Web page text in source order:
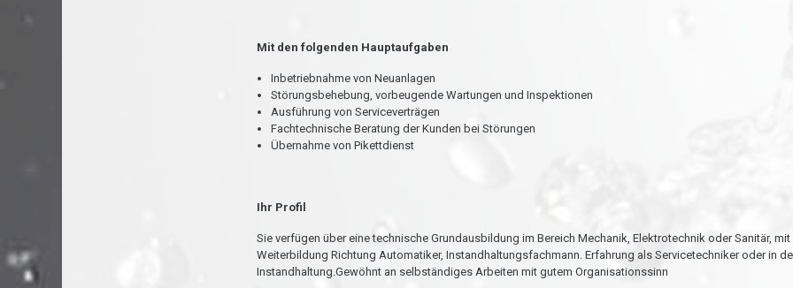
Mit den folgenden Hauptaufgaben
Inbetriebnahme von Neuanlagen
Störungsbehebung, vorbeugende Wartungen und Inspektionen
Ausführung von Serviceverträgen
Fachtechnische Beratung der Kunden bei Störungen
Übernahme von Pikettdienst
Ihr Profil
Sie verfügen über eine technische Grundausbildung im Bereich Mechanik, Elektrotechnik oder Sanitär, mit
Weiterbildung Richtung Automatiker, Instandhaltungsfachmann. Erfahrung als Servicetechniker oder in
Instandhaltung.Gewöhnt an selbständiges Arbeiten mit gutem Organisationssinn